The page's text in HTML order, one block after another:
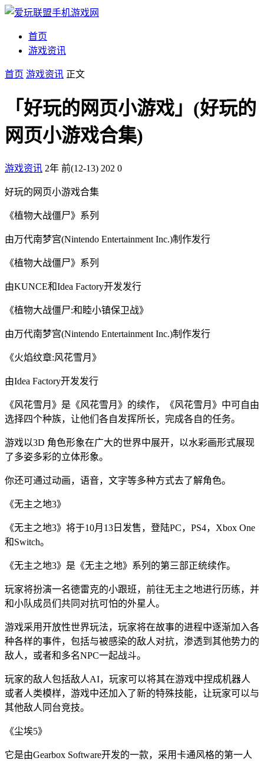
首页
游戏资讯
首页 游戏资讯 正文
「好玩的网页小游戏」(好玩的
网页小游戏合集)
游戏资讯 2年 前(12-13) 202 0
好玩的网页小游戏合集
《植物大战僵尸》系列
由万代南梦宫(Nintendo Entertainment Inc.)制作发行
《植物大战僵尸》系列
由KUNCE和Idea Factory开发发行
《植物大战僵尸:和睦小镇保卫战》
由万代南梦宫(Nintendo Entertainment Inc.)制作发行
《火焰纹章:风花雪月》
由Idea Factory开发发行
《风花雪月》是《风花雪月》的续作，《风花雪月》中可自由
选择四个种族，让他们各自发挥所长，完成各自的任务。
游戏以3D 角色形象在广大的世界中展开，以水彩画形式展现
了多姿多彩的立体形象。
你还可通过动画，语音，文字等多种方式去了解角色。
《无主之地3》
《无主之地3》将于10月13日发售，登陆PC，PS4，Xbox One
和Switch。
《无主之地3》是《无主之地》系列的第三部正统续作。
玩家将扮演一名德雷克的小跟班，前往无主之地进行历练，并
和小队成员们共同对抗可怕的外星人。
游戏采用开放性世界玩法，玩家将在故事的进程中逐渐加入各
种各样的事件，包括与被感染的敌人对抗，渗透到其他势力的
敌人，或者和多名NPC一起战斗。
玩家的敌人包括敌人AI，玩家可以将其在游戏中捏成机器人
或者人类模样，游戏中还加入了新的特殊技能，让玩家可以与
其他敌人同台竞技。
《尘埃5》
它是由Gearbox Software开发的一款，采用卡通风格的第一人